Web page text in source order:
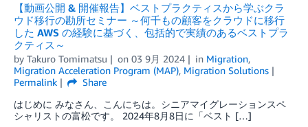
【動画公開 & 開催報告】ベストプラクティスから学ぶクラ
ウド移行の勘所セミナー ～何千もの顧客をクラウドに移行
した AWS の経験に基づく、包括的で実績のあるベストプラ
クティス～
by Takuro Tomimatsu on 03 9月 2024 in Migration,
Migration Acceleration Program (MAP), Migration Solutions
Permalink
Share
はじめに みなさん、こんにちは。シニアマイグレーションスペ
シャリストの富松です。 2024年8月8日に「ベスト […]